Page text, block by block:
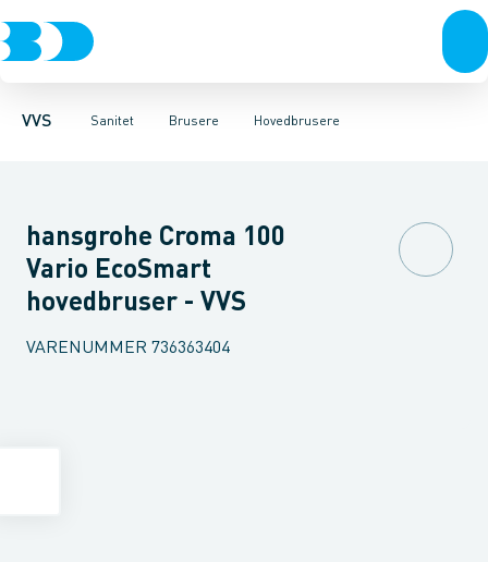
VVS Sanitet
Rør & fittingsPressfittings & rørKuglehaner & ventiler
Brusere
Toiletter, sæder og cisterner VaskeArmaturer
Hovedbrusere
HåndbrusereBruseslanger BrusesætBrusestænger
hansgrohe Croma 100
Vario EcoSmart
hovedbruser - VVS
VARENUMMER 736363404